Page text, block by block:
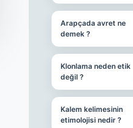
Arapçada avret ne
demek ?
Klonlama neden etik
değil ?
Kalem kelimesinin
etimolojisi nedir ?